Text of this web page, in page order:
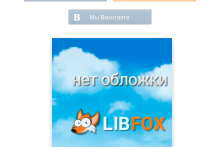
Мы Вконтакте